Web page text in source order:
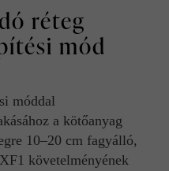
réteg
mód
móddal
a kötőanyag
10–20 cm fagyálló,
követelményének